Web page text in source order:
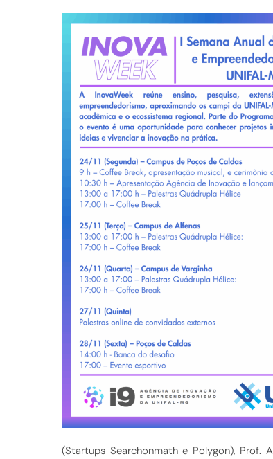
(Startups Searchonmath e Polygon), Prof.